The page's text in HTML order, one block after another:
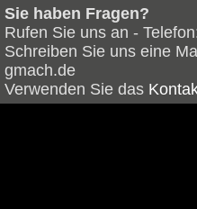
Sie haben Fragen?
Rufen Sie uns an -
Schreiben Sie uns eine
gmach.de
Verwenden Sie das